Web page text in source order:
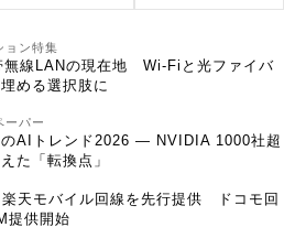
ョン特集
無線LANの現在地 Wi-Fiと光ファイバ
める選択肢に
ーパー
のAIトレンド2026 ― NVIDIA 1000社超
た「転換点」
楽天モバイル回線を先行提供 ドコモ回
提供開始